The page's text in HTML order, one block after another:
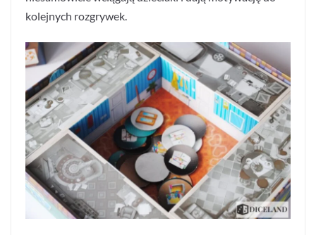
kolejnych rozgrywek.